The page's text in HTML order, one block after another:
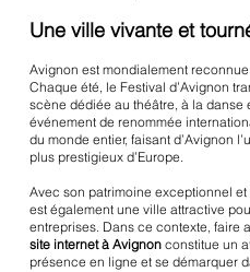
Une ville vivante et
Avignon est mondialement
Chaque été, le Festival d’Avignon
scène dédiée au théâtre, à la danse
événement de renommée
du monde entier, faisant d’Avignon
plus prestigieux d’Europe.
Avec son patrimoine exceptionnel
est également une ville attractive
entreprises. Dans ce contexte, faire
site internet à Avignonconstitue un
présence en ligne et se démarquer